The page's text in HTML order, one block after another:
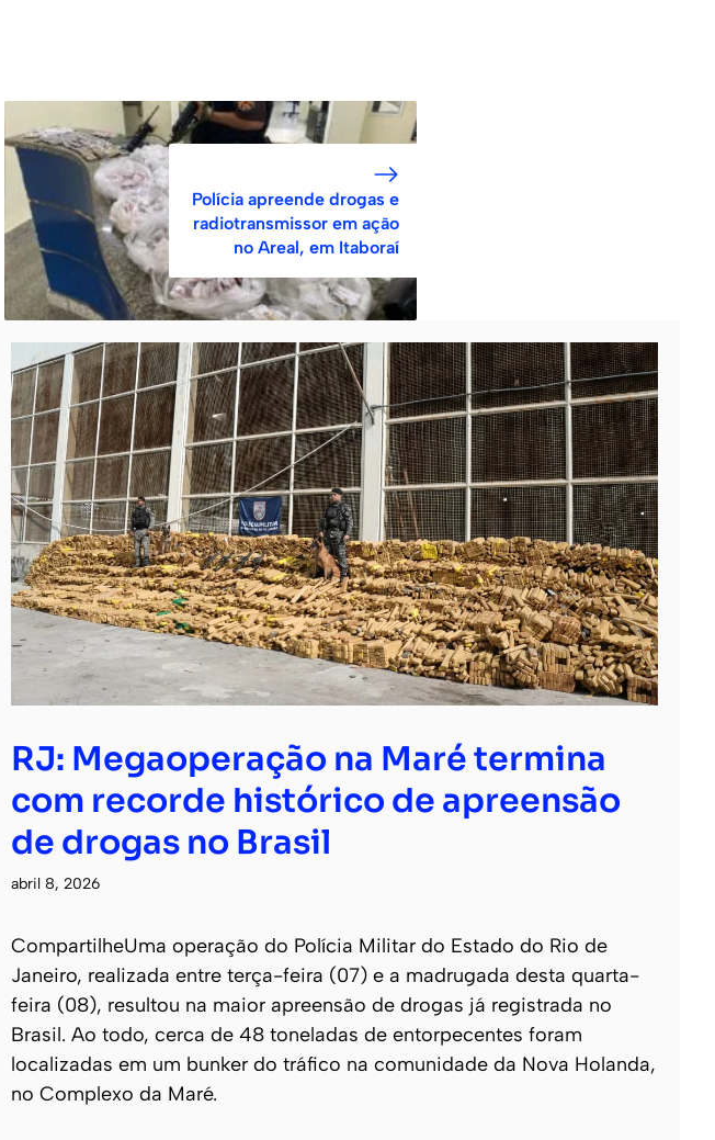
Polícia apreende drogas e
radiotransmissor em ação
no Areal, em Itaboraí
RJ: Megaoperação na Maré termina
com recorde histórico de apreensão
de drogas no Brasil
abril 8, 2026
CompartilheUma operação do Polícia Militar do Estado do Rio de
Janeiro, realizada entre terça-feira (07) e a madrugada desta quarta-
feira (08), resultou na maior apreensão de drogas já registrada no
Brasil. Ao todo, cerca de 48 toneladas de entorpecentes foram
localizadas em um bunker do tráfico na comunidade da Nova Holanda,
no Complexo da Maré.